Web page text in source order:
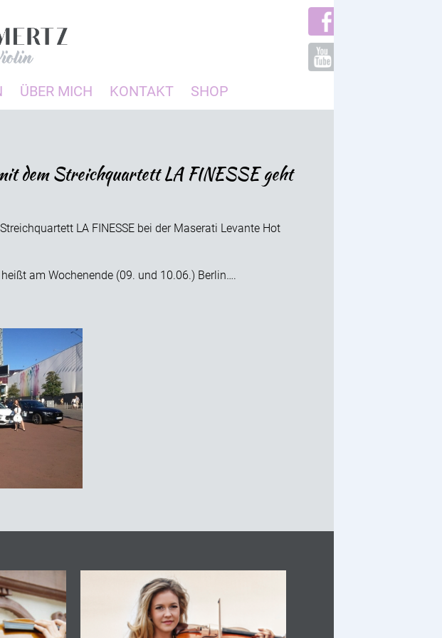
ÜBER MICH KONTAKT SHOP
dem Streichquartett LA FINESSE geht
LA FINESSE bei der Maserati Levante Hot
am Wochenende (09. und 10.06.) Berlin….